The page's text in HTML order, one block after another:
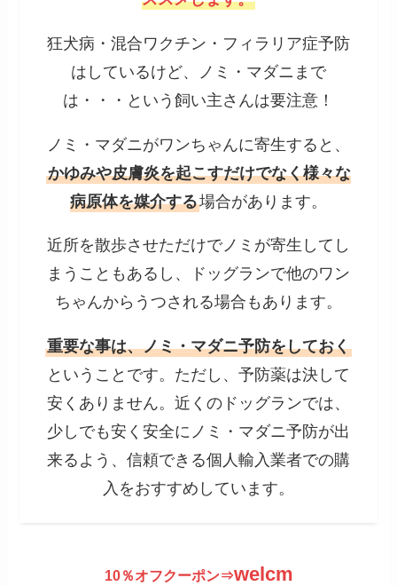
狂犬病・混合ワクチン・フィラリア症予防
はしているけど、ノミ・マダニまで
は・・・という飼い主さんは要注意！
ノミ・マダニがワンちゃんに寄生すると、
かゆみや皮膚炎を起こすだけでなく様々な
病原体を媒介する場合があります。
近所を散歩させただけでノミが寄生してし
まうこともあるし、ドッグランで他のワン
ちゃんからうつされる場合もあります。
重要な事は、ノミ・マダニ予防をしておく
ということです。ただし、予防薬は決して
安くありません。近くのドッグランでは、
少しでも安く安全にノミ・マダニ予防が出
来るよう、信頼できる個人輸入業者での購
入をおすすめしています。
10％オフクーポン⇒welcm